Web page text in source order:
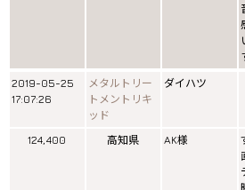
2019-05-25
17:07:26
メタルトリー
トメントリキ
ッド
ダイハツ
124,400 高知県 AK様